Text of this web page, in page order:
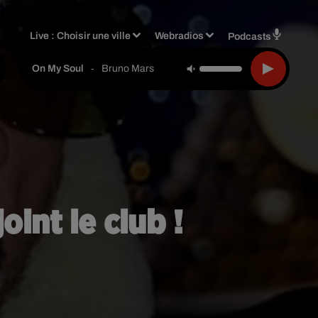
Live :Choisir une ville Webradios Podcasts
On My Soul - Bruno Mars
le club !